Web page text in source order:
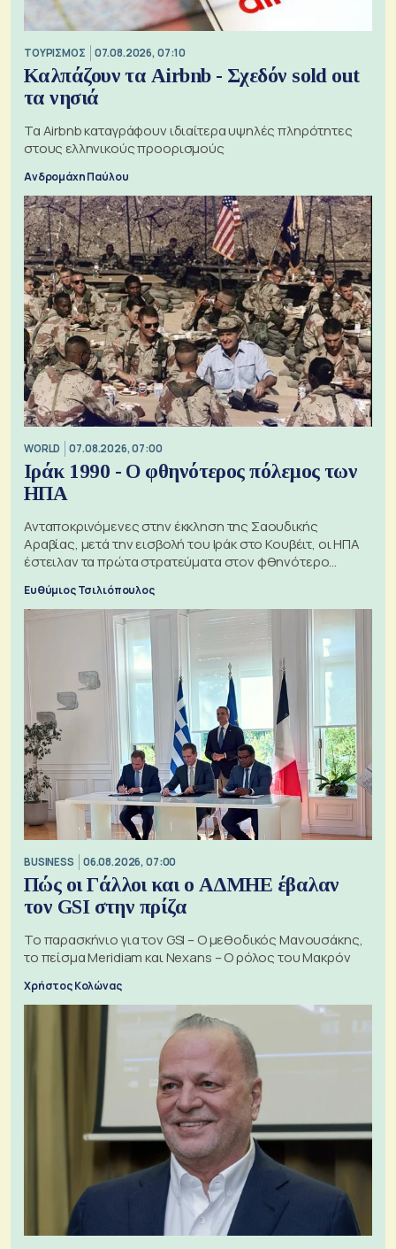
ΤΟΥΡΙΣΜΟΣ 07.08.2026, 07:10
Καλπάζουν τα Airbnb - Σχεδόν sold out
τα νησιά
Τα Airbnb καταγράφουν ιδιαίτερα υψηλές πληρότητες
στους ελληνικούς προορισμούς
Ανδρομάχη Παύλου
WORLD 07.08.2026, 07:00
Ιράκ 1990 - Ο φθηνότερος πόλεμος των
ΗΠΑ
Ανταποκρινόμενες στην έκκληση της Σαουδικής
Αραβίας, μετά την εισβολή του Ιράκ στο Κουβέιτ, οι ΗΠΑ
έστειλαν τα πρώτα στρατεύματα στον φθηνότερο
Ευθύμιος Τσιλιόπουλος
BUSINESS 06.08.2026, 07:00
Πώς οι Γάλλοι και ο ΑΔΜΗΕ έβαλαν
τον GSI στην πρίζα
Το παρασκήνιο για τον GSI – Ο μεθοδικός Μανουσάκης,
το πείσμα Meridiam και Nexans – Ο ρόλος του Μακρόν
Χρήστος Κολώνας